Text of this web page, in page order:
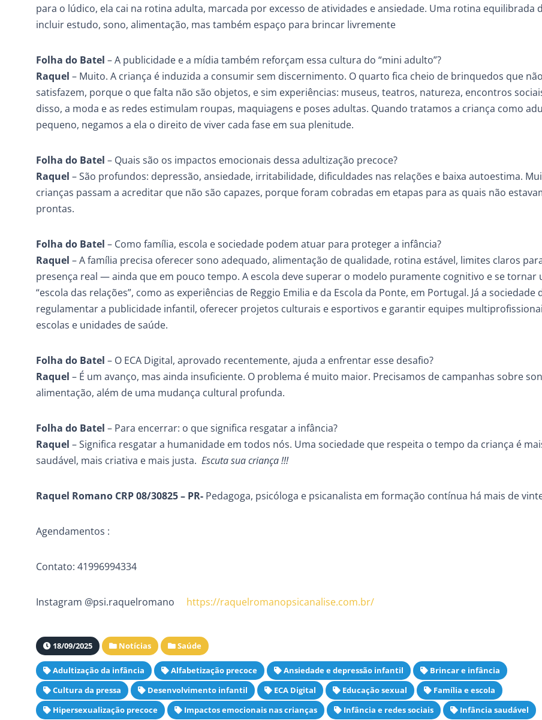
para o lúdico, ela cai na rotina adulta, marcada por excesso de atividades e ansiedade. Uma rotina equilibrada
incluir estudo, sono, alimentação, mas também espaço para brincar livremente
Folha do Batel – A publicidade e a mídia também reforçam essa cultura do “mini adulto”?
Raquel – Muito. A criança é induzida a consumir sem discernimento. O quarto fica cheio de brinquedos que não
satisfazem, porque o que falta não são objetos, e sim experiências: museus, teatros, natureza, encontros
disso, a moda e as redes estimulam roupas, maquiagens e poses adultas. Quando tratamos a criança como
pequeno, negamos a ela o direito de viver cada fase em sua plenitude.
Folha do Batel – Quais são os impactos emocionais dessa adultização precoce?
Raquel – São profundos: depressão, ansiedade, irritabilidade, dificuldades nas relações e baixa autoestima.
crianças passam a acreditar que não são capazes, porque foram cobradas em etapas para as quais não
prontas.
Folha do Batel – Como família, escola e sociedade podem atuar para proteger a infância?
Raquel – A família precisa oferecer sono adequado, alimentação de qualidade, rotina estável, limites claros
presença real — ainda que em pouco tempo. A escola deve superar o modelo puramente cognitivo e se tornar
“escola das relações”, como as experiências de Reggio Emilia e da Escola da Ponte, em Portugal. Já a sociedade
regulamentar a publicidade infantil, oferecer projetos culturais e esportivos e garantir equipes
escolas e unidades de saúde.
Folha do Batel – O ECA Digital, aprovado recentemente, ajuda a enfrentar esse desafio?
Raquel – É um avanço, mas ainda insuficiente. O problema é muito maior. Precisamos de campanhas sobre
alimentação, além de uma mudança cultural profunda.
Folha do Batel – Para encerrar: o que significa resgatar a infância?
Raquel – Significa resgatar a humanidade em todos nós. Uma sociedade que respeita o tempo da criança é
saudável, mais criativa e mais justa. Escuta sua criança !!!
Raquel Romano CRP 08/30825 – PR- Pedagoga, psicóloga e psicanalista em formação contínua há mais de
Agendamentos :
Contato: 41996994334
Instagram @psi.raquelromano https://raquelromanopsicanalise.com.br/
18/09/2025 Notícias Saúde
Adultização da infância Alfabetização precoce Ansiedade e depressão infantil
Brincar e infância
Cultura da pressa
Desenvolvimento infantil ECA Digital Educação sexual
Família e escola
Hipersexualização precoce
Impactos emocionais nas crianças Infância e redes sociais
Infância saudável